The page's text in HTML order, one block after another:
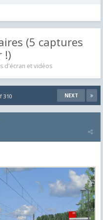
(5 captures
!)
d'écran et vidéos
NEXT
310